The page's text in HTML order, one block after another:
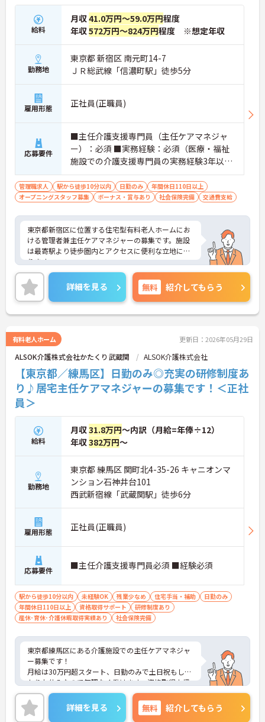
給料
月収41.0万円～59.0万円程度
年収572万円～824万円程度 ※想定年収
勤務地
東京都 新宿区 南元町14-7
ＪＲ総武線「信濃町駅」徒歩5分
雇用形態 正社員(正職員)
応募要件
■主任介護支援専門員（主任ケアマネジャ
ー）：必須 ■実務経験：必須（医療・福祉
施設での介護支援専門員の実務経験3年以
上） ※＜歓迎＞居宅介護支援事業所の管
理者実務経験
管理職求人 駅から徒歩10分以内 日勤のみ
年間休日110日以上
オープニングスタッフ募集
ボーナス・賞与あり 社会保険完備 交通費支給
東京都新宿区に位置する住宅型有料老人ホームにお
ける管理者兼主任ケアマネジャーの募集です。施設
は最寄駅より徒歩圏内とアクセスに便利な立地にあ
ります。
年間休日は114日もあり、プライベートを大切にし
ながらご勤務いただけます。また、想定年収は572
万円～と高水準です。能力や経験が考慮されます。
ご興味のある方には、面接対策ポイントなど、さら
に詳細をご案内しますのでお気軽にご相談くださ
詳細を見る 無料 紹介してもらう
有料老人ホーム 更新日：2026年05月29日
ALSOK介護株式会社かたくり武蔵関 ALSOK介護株式会社
【東京都／練馬区】日勤のみ◎充実の研修制度あ
り♪居宅主任ケアマネジャーの募集です！＜正社
員＞
給料
月収31.8万円～内訳（月給=年俸÷12）
年収382万円～
勤務地
東京都 練馬区 関町北4-35-26 キャニオンマ
ンション石神井台101
西武新宿線「武蔵関駅」徒歩6分
雇用形態 正社員(正職員)
応募要件 ■主任介護支援専門員必須 ■経験必須
駅から徒歩10分以内 未経験OK 残業少なめ 住宅手当・補助
日勤のみ
年間休日110日以上
資格取得サポート
研修制度あり
産休･育休･介護休暇取得実績あり
社会保険完備
東京都練馬区にある介護施設での主任ケアマネジャ
ー募集です！
月給は30万円超スタート、日勤のみで土日祝もしっ
かりお休みなので無理なく働けます。資格取得支援
や研修も充実しており、未経験でも安心してスター
ト可能。
ご興味がある方は、ご面接のポイントをお伝えしま
詳細を見る 無料 紹介してもらう